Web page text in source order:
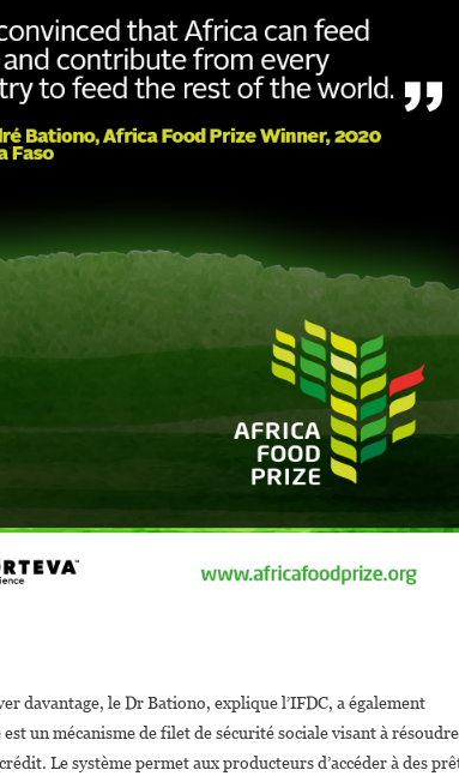
davantage, le Dr Bationo, explique l’IFDC, a également
un mécanisme de filet de sécurité sociale visant à résoudre
Le système permet aux producteurs d’accéder à des